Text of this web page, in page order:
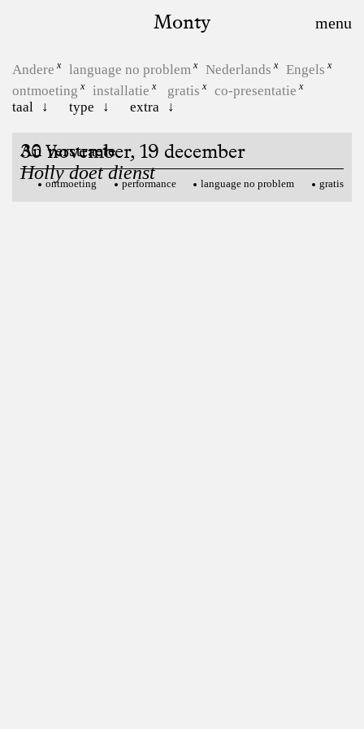
Monty
Andere language no problem Nederlands
Engels
ontmoeting
installatie gratis
co-presentatie
taal
type extra
30 november, 19 december
Holly doet dienst
An Verstraete
ontmoeting performance language no problem gratis